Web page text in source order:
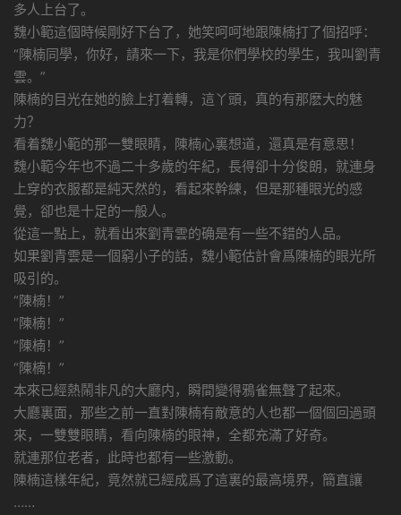
多人上台了。
魏小範這個時候剛好下台了，她笑呵呵地跟陳楠打了個招呼：
“陳楠同學，你好，請來一下，我是你們學校的學生，我叫劉青
雲。”
陳楠的目光在她的臉上打着轉，這丫頭，真的有那麽大的魅
力？
看着魏小範的那一雙眼睛，陳楠心裏想道，還真是有意思！
魏小範今年也不過二十多歲的年紀，長得卻十分俊朗，就連身
上穿的衣服都是純天然的，看起來幹練，但是那種眼光的感
覺，卻也是十足的一般人。
從這一點上，就看出來劉青雲的确是有一些不錯的人品。
如果劉青雲是一個窮小子的話，魏小範估計會爲陳楠的眼光所
吸引的。
“陳楠！”
“陳楠！”
“陳楠！”
“陳楠！”
本來已經熱鬧非凡的大廳内，瞬間變得鴉雀無聲了起來。
大廳裏面，那些之前一直對陳楠有敵意的人也都一個個回過頭
來，一雙雙眼睛，看向陳楠的眼神，全都充滿了好奇。
就連那位老者，此時也都有一些激動。
陳楠這樣年紀，竟然就已經成爲了這裏的最高境界，簡直讓
……